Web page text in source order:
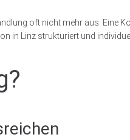
oft nicht mehr aus.
in Linz strukturiert und